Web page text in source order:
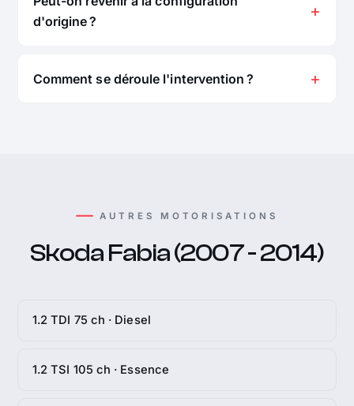
d'origine ?
Comment se déroule l'intervention ?
AUTRES MOTORISATIONS
Skoda Fabia (2007 - 2014)
1.2 TDI 75 ch · Diesel
1.2 TSI 105 ch · Essence